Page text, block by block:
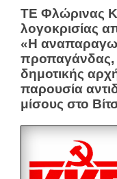
ΤΕ Φλώρινας
λογοκρισίας
«Η
προπαγάνδας,
δημοτικής
παρουσία
μίσους στο